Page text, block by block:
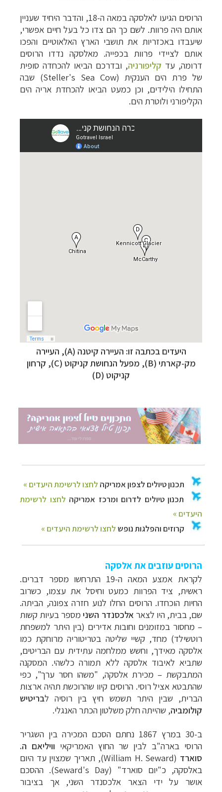
הרוסים הגיעו לאלסקה במאה ה-18, והדבר היחיד שעניין
אותם היה פרוות. לשם כך הם צדו כל בעל חיים אפשרי,
שיעבדו באכזריות את תושבי הארץ האלאוטיים והפכו
אותם לציידי פרוות בכפייה. מאלסקה נדדו הרוסים
דרומה, עד קליפורניה, ובדרכם הביאו להכחדה סופית
של פרת הים הענקית (Steller's Sea Cow) שבה
התחילו הילידים, וכן כמעט הביאו להכחדת אריה הים
הקליפורני ולוטרת הים.
היעדים בכתבה זו: העיירה קיטנה (A), העיירה
מק-קארתי (B), מפעל הנחושת קניקוט (C), קרחון
קניקוט (D
)
הרוסים עוזבים את אלסקה
לקראת אמצע המאה ה-19 התרחשו מספר דברים.
ראשית, ציד הפרוות כמעט וחיסל את עצמו, כשרוב
החיות הוכחדו. הרוסים החלו לנוע חזרה צפונה, הביתה.
שם, בבית, היו לצאר אלכסנדר השנימספר בעיות קשות
– מחסור במזומנים וחובות אדירים (בין היתר למשפחת
רוטשילד) מחד, קשיי שליטה בטריטוריה מרוחקת כמו
אלסקה מאידך, וחשש ממלחמה עתידית עם הבריטים,
שתביא לאיבוד אלסקה ללא תמורה כלשהי. המסקנה
המתבקשת – מכירת אלסקה, "משהו חסר ערך", כפי
שהתבטא אציל רוסי. הרוסים קיוו שהרוכשת תהיה ארצות
הברית, שבין היתר תשמש חיץ בין רוסיה לבריטיש
קולומביה, שהייתה חלק משלטון הכתר האנגלי.
ב-30 במרץ 1867 נחתם הסכם המכירה בין השגריר
הרוסי בארה"ב לבין שר החוץ האמריקאי וויליאם ה.
סוארד (
William H. Seward), תאריך שמצוין עד היום
באלסקה, כ"יום סוארד" (Seward's Day)
. ההסכם
אושר על ידי הצאר אלכסנדר השני, אך בציבור